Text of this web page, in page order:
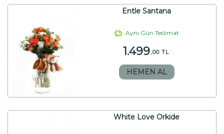
Entle Santana
Aynı Gün Teslimat
1.499,00 TL
HEMEN AL
White Love Orkide